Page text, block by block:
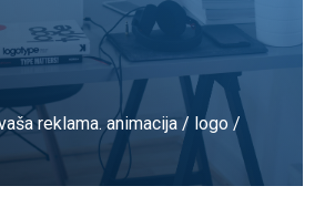
reklama. animacija / logo /